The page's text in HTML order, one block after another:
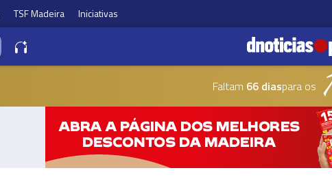
TSF Madeira Iniciativas
Faltam 66 diaspara os